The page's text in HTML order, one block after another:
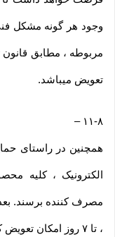
وجود هر گونه مشکل
تعویض میباشد.
۱۱-۸ –
همچنین در راستای
الکترونیک ، کلیه
، تا ۷ روز امکان تعویض کالا را با توجه به شرایط ذیل خواهد داشت